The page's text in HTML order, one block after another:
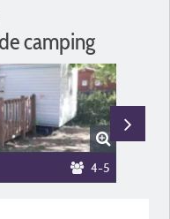
camping
4-5